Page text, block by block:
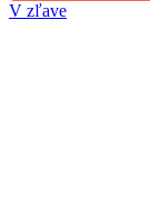
V zľave